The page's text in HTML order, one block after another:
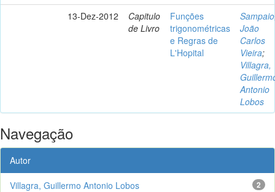
13-Dez-2012
Capitulo
de Livro
Funções
trigonométricas
e Regras de
L'Hopital
João
Carlos
Vieira;
Villagra,
Antonio
Lobos
Navegação
Autor
2
Villagra, Guillermo Antonio Lobos